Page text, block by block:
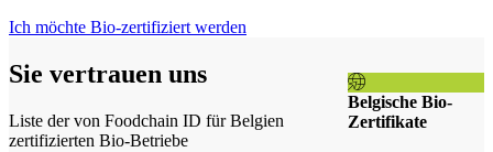
Ich möchte Bio-zertifiziert werden
Sie vertrauen uns
Liste der von Foodchain ID für Belgien
zertifizierten Bio-Betriebe
Belgische Bio-
Zertifikate